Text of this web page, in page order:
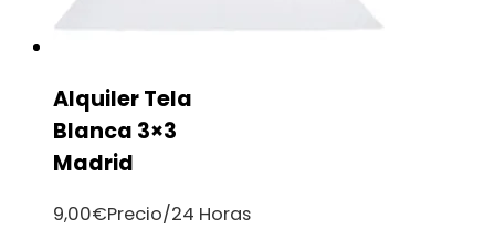
Alquiler Tela
Blanca 3×3
Madrid
9,00€Precio/24 Horas